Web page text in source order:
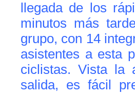
llegada de los
minutos más
grupo, con 14
asistentes a esta
ciclistas. Vista la
salida, es fácil